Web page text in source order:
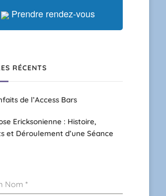
Prendre rendez-vous
RÉCENTS
de l’Access Bars
Ericksonienne : Histoire,
et Déroulement d’une Séance
Nom *